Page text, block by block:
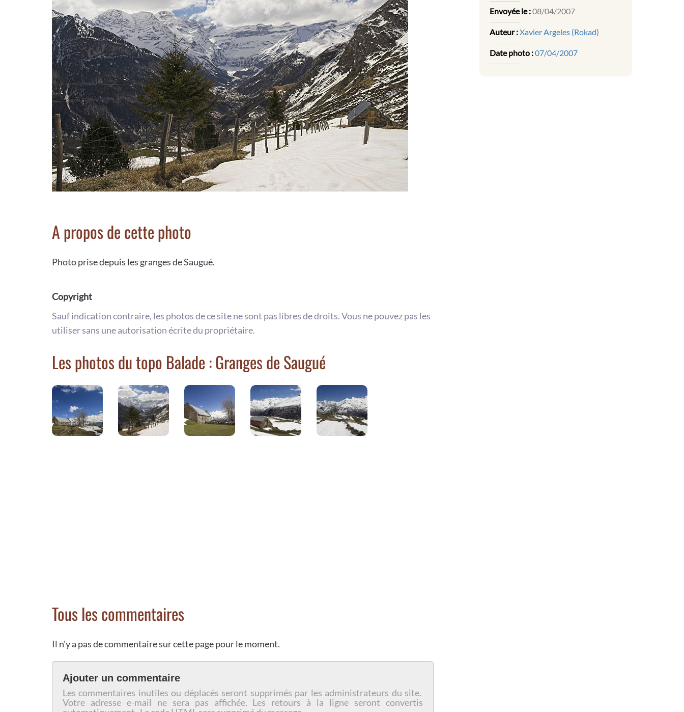
A propos de cette photo
Photo prise depuis les granges de Saugué.
Copyright
Sauf indication contraire, les photos de ce site ne sont pas libres de droits. Vous ne pouvez pas les
utiliser sans une autorisation écrite du propriétaire.
Les photos du topo Balade : Granges de Saugué
Tous les commentaires
Il n'y a pas de commentaire sur cette page pour le moment.
Ajouter un commentaire
Les commentaires inutiles ou déplacés seront supprimés par les administrateurs du site.
Votre adresse e-mail ne sera pas affichée. Les retours à la ligne seront convertis
Envoyée le :08/04/2007
Auteur :Xavier Argeles (Rokad)
Date photo :07/04/2007